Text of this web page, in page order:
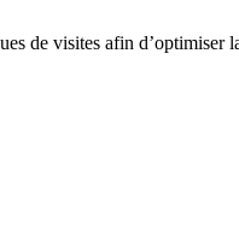
de visites afin d’optimiser